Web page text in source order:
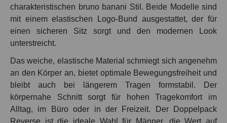
charakteristischen bruno banani Stil. Beide Modelle sind
mit einem elastischen Logo-Bund ausgestattet, der für
einen sicheren Sitz sorgt und den modernen Look
unterstreicht.
Das weiche, elastische Material schmiegt sich angenehm
an den Körper an, bietet optimale Bewegungsfreiheit und
bleibt auch bei längerem Tragen formstabil. Der
körpernahe Schnitt sorgt für hohen Tragekomfort im
Alltag, im Büro oder in der Freizeit. Der Doppelpack
Reverse ist die ideale Wahl für Männer, die Wert auf